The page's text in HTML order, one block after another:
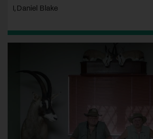
I, Daniel Blake